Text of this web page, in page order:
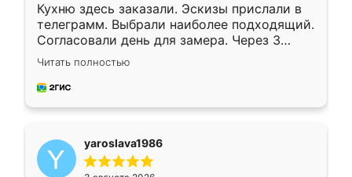
Кухню здесь заказали. Эскизы прислали в
телеграмм. Выбрали наиболее подходящий.
Согласовали день для замера. Через 3
недели кухня была уже готова. Остались
довольны работой. Спасибо Ренессанс
мебель за качественную работу!
Читать полностью
yaroslava1986